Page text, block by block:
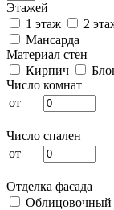
Этажей
1 этаж
2
Мансарда
Материал стен
Кирпич
Число комнат
от
Число спален
от
Отделка фасада
Облицовочный